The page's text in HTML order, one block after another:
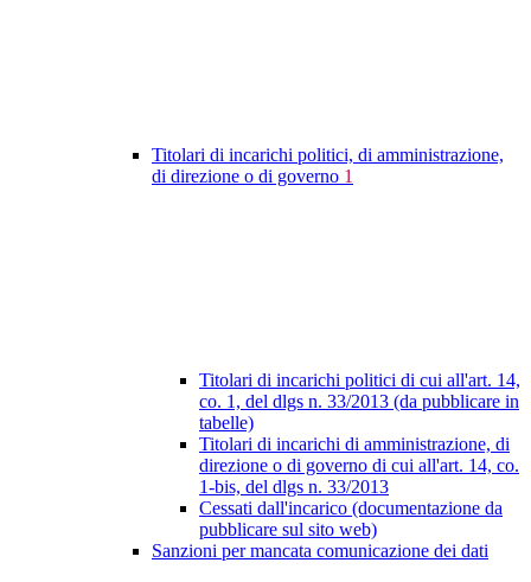
Titolari di incarichi politici, di amministrazione,
di direzione o di governo 1
Titolari di incarichi politici di cui all'art. 14,
co. 1, del dlgs n. 33/2013 (da pubblicare in
tabelle)
Titolari di incarichi di amministrazione, di
direzione o di governo di cui all'art. 14, co.
1-bis, del dlgs n. 33/2013
Cessati dall'incarico (documentazione da
pubblicare sul sito web)
Sanzioni per mancata comunicazione dei dati